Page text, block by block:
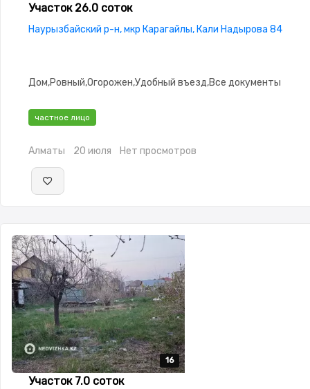
Участок 26.0 соток
Наурызбайский р-н, мкр Карагайлы, Кали Надырова 84
Дом,Ровный,Огорожен,Удобный въезд,Все документы
частное лицо
Алматы 20 июля Нет просмотров
16
16
16
16
16
Участок 7.0 соток